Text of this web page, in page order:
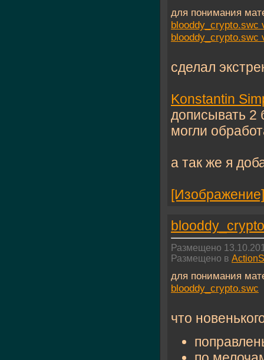
для понимания
blooddy_crypto.swc
blooddy_crypto.swc
сделал
Konstantin
дописывать 2
могли
а так же я
[Изображение]
Размещено
Размещено в
для понимания
blooddy_crypto.swc
что